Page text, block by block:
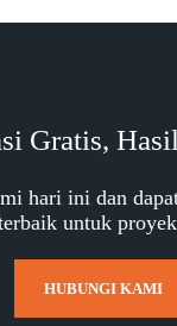
Gratis,
hari ini dan
untuk
HUBUNGI KAMI